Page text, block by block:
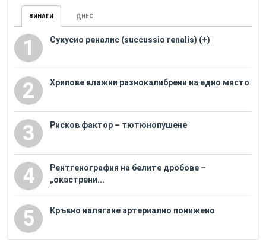
ВИНАГИ ДНЕС
1 Сукусио реналис (succussio renalis) (+)
2 Хрипове влажни разнокалибрени на едно място
3 Рисков фактор – тютюнопушене
4
Рентгенография на белите дробове –
„окастрени...
5 Кръвно налягане артериално понижено